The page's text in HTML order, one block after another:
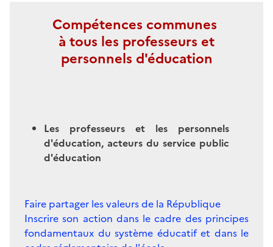
Compétences communes
à tous les professeurs et
personnels d'éducation
Les professeurs et les personnels
d'éducation, acteurs du service public
d'éducation
Faire partager les valeurs de la République
Inscrire son action dans le cadre des principes
fondamentaux du système éducatif et dans le